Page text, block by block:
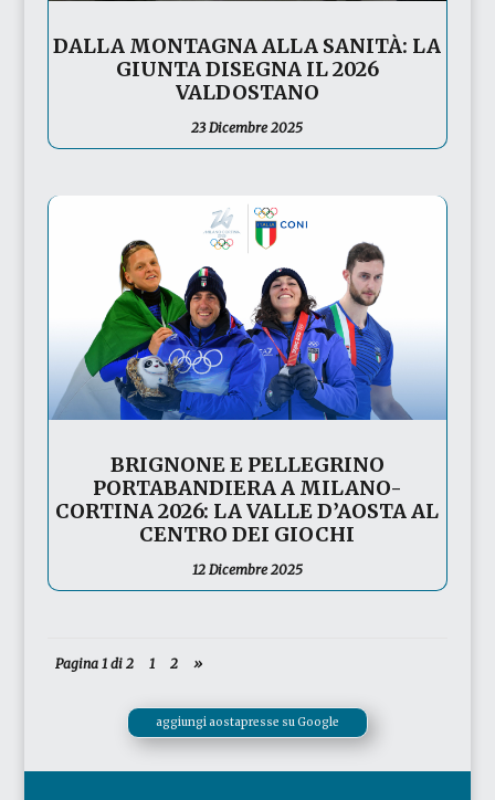
DALLA MONTAGNA ALLA SANITÀ: LA
GIUNTA DISEGNA IL 2026
VALDOSTANO
23 Dicembre 2025
BRIGNONE E PELLEGRINO
PORTABANDIERA A MILANO-
CORTINA 2026: LA VALLE D’AOSTA AL
CENTRO DEI GIOCHI
12 Dicembre 2025
Pagina 1 di 2 1 2 »
aggiungi aostapresse su Google